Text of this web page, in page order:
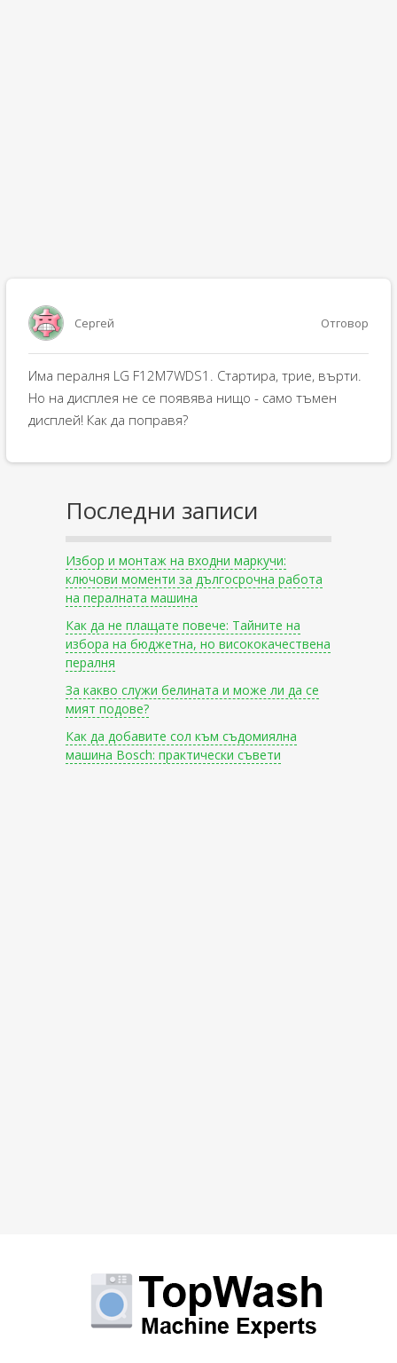
Сергей Отговор
Има пералня LG F12M7WDS1. Стартира, трие, върти.
Но на дисплея не се появява нищо - само тъмен
дисплей! Как да поправя?
Последни записи
Избор и монтаж на входни маркучи:
ключови моменти за дългосрочна работа
на пералната машина
Как да не плащате повече: Тайните на
избора на бюджетна, но висококачествена
пералня
За какво служи белината и може ли да се
мият подове?
Как да добавите сол към съдомиялна
машина Bosch: практически съвети